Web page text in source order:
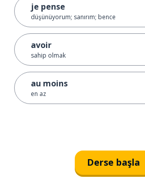
je pense
düşünüyorum; sanırım; bence
avoir
sahip olmak
au moins
en az
Derse başla